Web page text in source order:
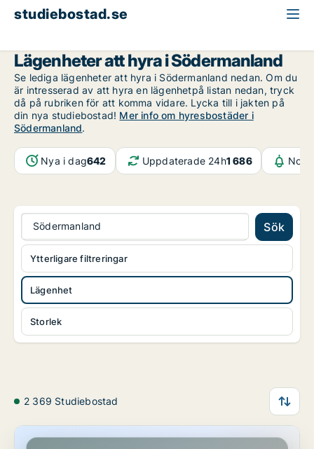
studiebostad.se
Lägenheter att hyra i Södermanland
Se lediga lägenheter att hyra i Södermanland nedan. Om du
är intresserad av att hyra en lägenhetpå listan nedan, tryck
då på rubriken för att komma vidare. Lycka till i jakten på
din nya studiebostad! Mer info om hyresbostäder i
Södermanland.
Nya i dag642 Uppdaterade 24h1 686
Södermanland Sök
Lägenhet
Storlek
Ytterligare filtreringar
2 369 Studiebostad
Lägenhet i Eskilstuna